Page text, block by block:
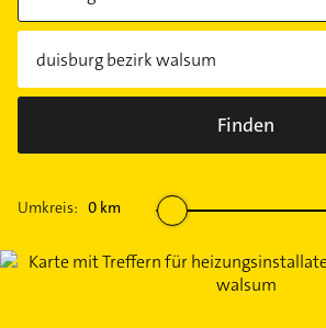
Finden
Umkreis: 0 km